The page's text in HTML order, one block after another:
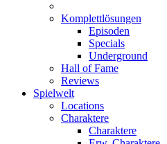
Komplettlösungen
Episoden
Specials
Underground
Hall of Fame
Reviews
Spielwelt
Locations
Charaktere
Charaktere